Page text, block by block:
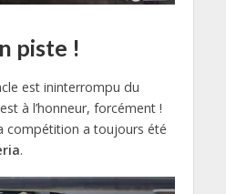
piste !
est ininterrompu du
est à l’honneur, forcément !
compétition a toujours été
.